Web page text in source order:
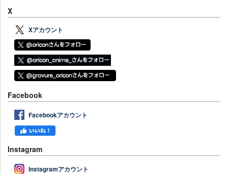
X
Xアカウント
Facebook
Facebookアカウント
Instagram
Instagramアカウント